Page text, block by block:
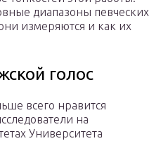
диапазоны певческих
измеряются и как их
голос
всего нравится
на
Университета